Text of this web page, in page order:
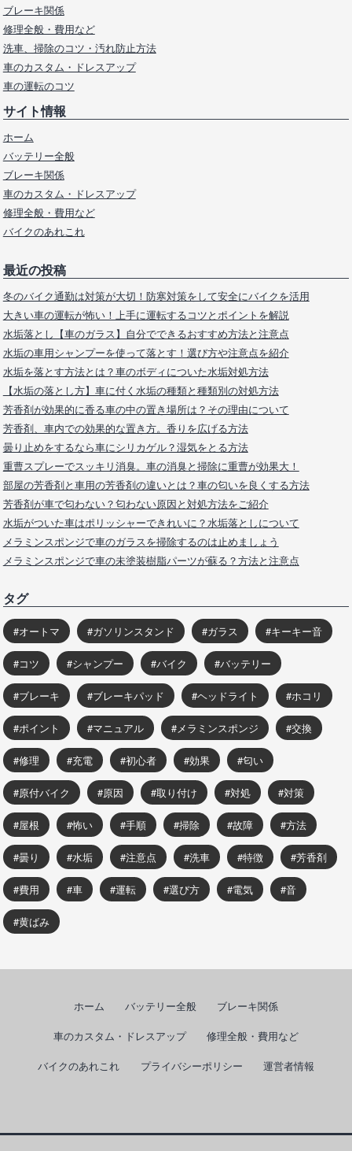
ブレーキ関係
修理全般・費用など
洗車、掃除のコツ・汚れ防止方法
車のカスタム・ドレスアップ
車の運転のコツ
サイト情報
ホーム
バッテリー全般
ブレーキ関係
車のカスタム・ドレスアップ
修理全般・費用など
バイクのあれこれ
最近の投稿
冬のバイク通勤は対策が大切！防寒対策をして安全にバイクを活用
大きい車の運転が怖い！上手に運転するコツとポイントを解説
水垢落とし【車のガラス】自分でできるおすすめ方法と注意点
水垢の車用シャンプーを使って落とす！選び方や注意点を紹介
水垢を落とす方法とは？車のボディについた水垢対処方法
【水垢の落とし方】車に付く水垢の種類と種類別の対処方法
芳香剤が効果的に香る車の中の置き場所は？その理由について
芳香剤、車内での効果的な置き方。香りを広げる方法
曇り止めをするなら車にシリカゲル？湿気をとる方法
重曹スプレーでスッキリ消臭。車の消臭と掃除に重曹が効果大！
部屋の芳香剤と車用の芳香剤の違いとは？車の匂いを良くする方法
芳香剤が車で匂わない？匂わない原因と対処方法をご紹介
水垢がついた車はポリッシャーできれいに？水垢落としについて
メラミンスポンジで車のガラスを掃除するのは止めましょう
メラミンスポンジで車の未塗装樹脂パーツが蘇る？方法と注意点
タグ
オートマ ガソリンスタンド ガラス キーキー音
コツ シャンプー バイク バッテリー
ブレーキ ブレーキパッド ヘッドライト ホコリ
ポイント マニュアル メラミンスポンジ 交換
修理 充電 初心者 効果 匂い
原付バイク 原因 取り付け 対処 対策
屋根 怖い 手順 掃除 故障 方法
曇り 水垢 注意点 洗車 特徴 芳香剤
費用 車 運転 選び方 電気 音
黄ばみ
ホーム バッテリー全般
ブレーキ関係
車のカスタム・ドレスアップ
修理全般・費用など
バイクのあれこれ
プライバシーポリシー 運営者情報